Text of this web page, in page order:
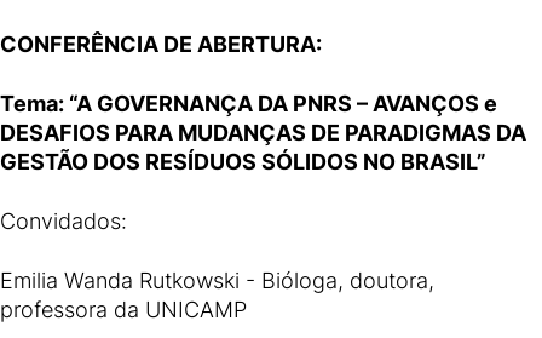
CONFERÊNCIA DE ABERTURA:
Tema: “A GOVERNANÇA DA PNRS – AVANÇOS e
DESAFIOS PARA MUDANÇAS DE PARADIGMAS DA
GESTÃO DOS RESÍDUOS SÓLIDOS NO BRASIL”
Convidados:
Emilia Wanda Rutkowski - Bióloga, doutora,
professora da UNICAMP